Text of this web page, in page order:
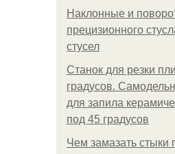
Наклонные и
прецизионного
стусел
Станок для резки
градусов.
для запила
под 45 градусов
Чем замазать стыки